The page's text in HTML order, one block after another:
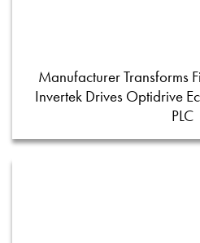
Manufacturer Transforms
Invertek Drives Optidrive
PLC